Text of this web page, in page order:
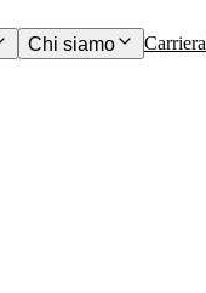
Chi siamo Carriera